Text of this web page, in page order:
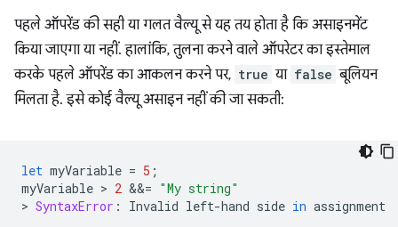
पहले ऑपरेंड की सही या गलत वैल्यू से यह तय होता है कि असाइनमेंट
किया जाएगा या नहीं. हालांकि, तुलना करने वाले ऑपरेटर का इस्तेमाल
करके पहले ऑपरेंड का आकलन करने पर, true या false बूलियन
मिलता है. इसे कोई वैल्यू असाइन नहीं की जा सकती:
let myVariable = 5 ;
myVariable > 2 &&= "My string"
> SyntaxError : Invalid left-hand side in assignment